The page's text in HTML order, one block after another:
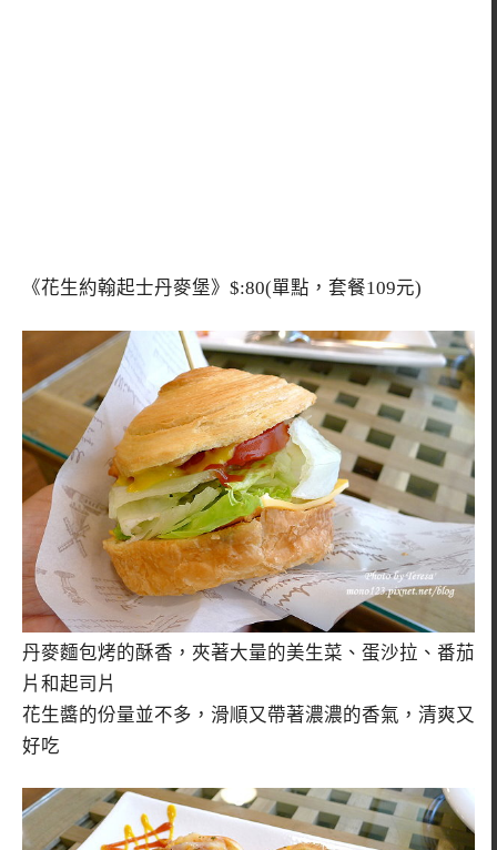
《花生約翰起士丹麥堡》$:80(單點，套餐109元)
丹麥麵包烤的酥香，夾著大量的美生菜、蛋沙拉、番茄
片和起司片
花生醬的份量並不多，滑順又帶著濃濃的香氣，清爽又
好吃